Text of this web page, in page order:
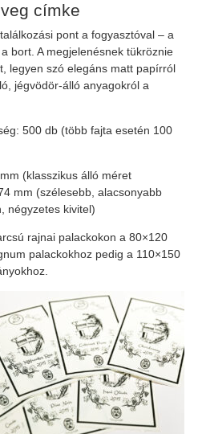
címke
pont a fogyasztóval – a
bort. A megjelenésnek tükröznie
legyen szó elegáns matt papírról
jégvödör-álló anyagokról a
500 db (több fajta esetén 100
(klasszikus álló méret
mm (szélesebb, alacsonyabb
négyzetes kivitel)
rajnai palackokon a 80×120
palackokhoz pedig a 110×150